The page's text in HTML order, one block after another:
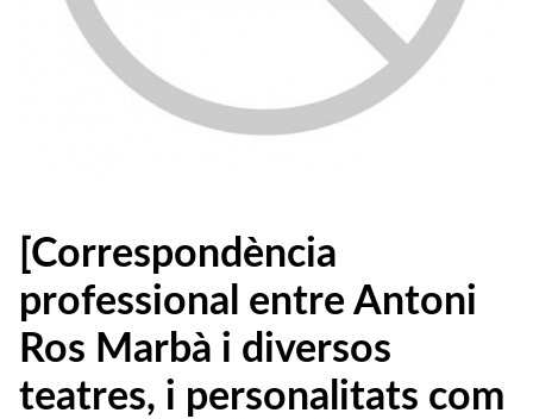
[Correspondència
professional entre Antoni
Ros Marbà i diversos
teatres, i personalitats com